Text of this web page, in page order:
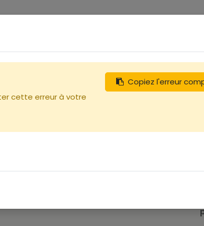
Copiez l'erreur
cette erreur à votre